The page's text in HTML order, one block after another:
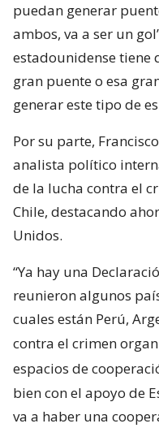
puedan generar
ambos, va a ser un
estadounidense tiene
gran puente o esa
generar este tipo de
Por su parte,
analista político
de la lucha contra el
Chile, destacando
Unidos.
“Ya hay una
reunieron algunos
cuales están Perú,
contra el crimen
espacios de
bien con el apoyo de
va a haber una